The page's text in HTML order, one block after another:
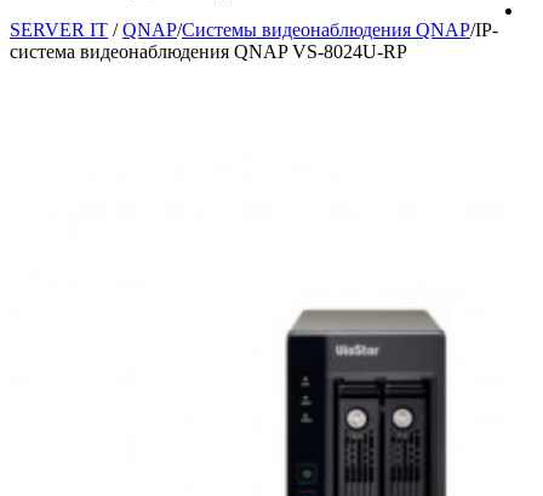
SERVER IT / QNAP/Системы видеонаблюдения QNAP/IP-
система видеонаблюдения QNAP VS-8024U-RP